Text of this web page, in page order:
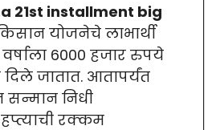
21st installment big
योजनेचे लाभार्थी
6000 हजार रुपये
जातात. आतापर्यंत
सन्मान निधी
रक्कम